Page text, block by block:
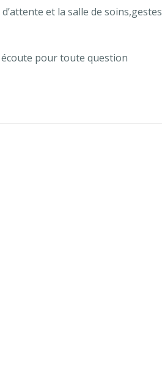
et la salle de soins,gestes
pour toute question